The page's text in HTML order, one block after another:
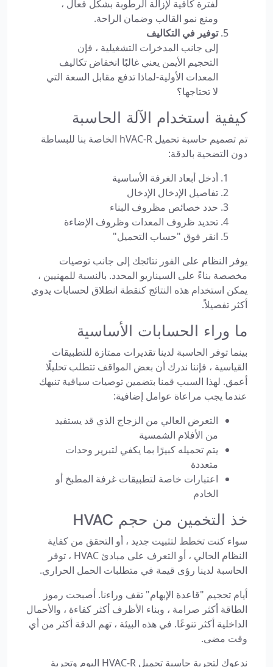
لفترة كافية لإزالة الرطوبة بشكل فعال ،
ومنع نمو القالب وضمان الراحة.
توفير في التكاليف
إلى جانب المدخرات التشغيلية ، فإن
التحجيم الأيمن يعني غالبًا انخفاض تكاليف
المعدات الأولية-لماذا تدفع مقابل السعة التي
لا تحتاجها؟
كيفية استخدام الآلة الحاسبة
تم تصميم حاسبة تحميل hVAC-R الخاصة بنا للبساطة
دون التضحية بالدقة:
أدخل أبعاد الغرفة الأساسية
تفاصيل الإدخال الإدخال
حدد خصائص مظروف البناء
تحديد ظروف المعدات وظروف الإضاءة
انقر فوق "حساب التحميل"
يوفر النظام على الفور نتائجك إلى جانب توصيات
مخصصة بناءً على السيناريو المحدد. بالنسبة للمهنيين ،
يمكن استخدام هذه النتائج كنقطة انطلاق لحسابات يدوي
أكثر تفصيلاً.
ما وراء الحسابات الأساسية
بينما توفر الحاسبة لدينا تقديرات ممتازة للتطبيقات
القياسية ، فإننا ندرك أن بعض المواقف تتطلب تحليلًا
أعمق. لهذا السبب قمنا بتضمين توصيات سياقية تنبهك
عندما يجب مراعاة عوامل إضافية:
التعرض العالي من الزجاج الذي قد يستفيد
من الأفلام الشمسية
يتم تحميله كبيرًا بما يكفي لتبرير وحدات
متعددة
اعتبارات خاصة لتطبيقات غرفة المطبخ أو
الخادم
خذ التخمين من حجم HVAC
سواء كنت تخطط لتثبيت جديد ، أو التحقق من كفاية
النظام الحالي ، أو التعرف على مبادئ HVAC ، توفر
الحاسبة لدينا رؤى قيمة في متطلبات الحمل الحراري.
أيام تحجيم "قاعدة الإبهام" تقف وراءنا. أصبحت رموز
الطاقة أكثر صرامة ، وبناء الأظرف أكثر كفاءة ، والأحمال
الداخلية أكثر تنوعًا. في هذه البيئة ، تهم الدقة أكثر من أي
وقت مضى.
ندعوك لتجربة حاسبة تحميل HVAC-R اليوم وتجربة